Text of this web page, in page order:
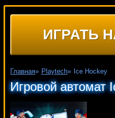
ИГРАТЬ
Главная» Playtech» Ice Hockey
Игровой автомат